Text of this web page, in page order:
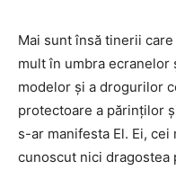
Mai sunt însă tinerii
mult în umbra ecranelor
modelor şi a drogurilor
protectoare a părinţilor
s-ar manifesta El. Ei,
cunoscut nici dragostea